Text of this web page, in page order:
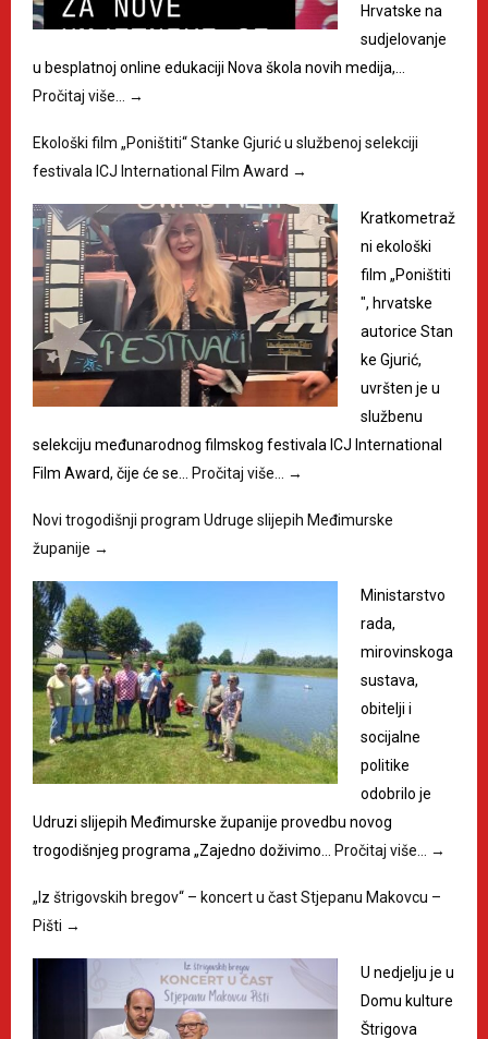
Hrvatske na
sudjelovanje
u besplatnoj online edukaciji Nova škola novih medija,…
Pročitaj više…
→
Ekološki film „Poništiti“ Stanke Gjurić u službenoj selekciji
festivala ICJ International Film Award →
Kratkometraž
ni ekološki
film „Poništiti
", hrvatske
autorice Stan
ke Gjurić,
uvršten je u
službenu
selekciju međunarodnog filmskog festivala ICJ International
Film Award, čije će se… Pročitaj više… →
Novi trogodišnji program Udruge slijepih Međimurske
županije →
Ministarstvo
rada,
mirovinskoga
sustava,
obitelji i
socijalne
politike
odobrilo je
Udruzi slijepih Međimurske županije provedbu novog
trogodišnjeg programa „Zajedno doživimo… Pročitaj više… →
„Iz štrigovskih bregov“ – koncert u čast Stjepanu Makovcu –
Pišti →
U nedjelju je u
Domu kulture
Štrigova